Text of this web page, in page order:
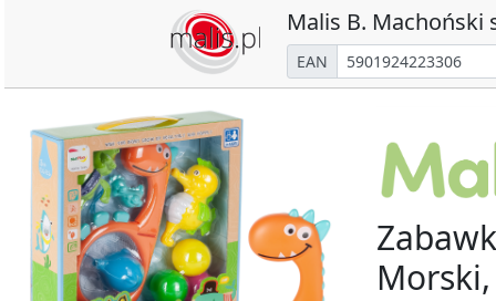
Malis B. Machoński
EAN